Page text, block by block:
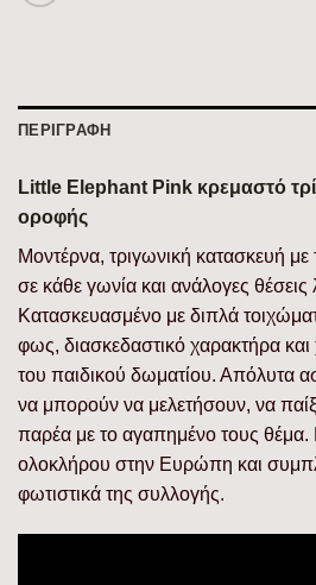
ΠΕΡΙΓΡΑΦΉ
Little Elephant Pink κρεμαστό
οροφής
Μοντέρνα, τριγωνική κατασκευή
σε κάθε γωνία και ανάλογες
Κατασκευασμένο με διπλά
φως, διασκεδαστικό χαρακτήρα
του παιδικού δωματίου. Απόλυτα
να μπορούν να μελετήσουν, να
παρέα με το αγαπημένο τους θέμα.
ολοκλήρου στην Ευρώπη και
φωτιστικά της συλλογής.